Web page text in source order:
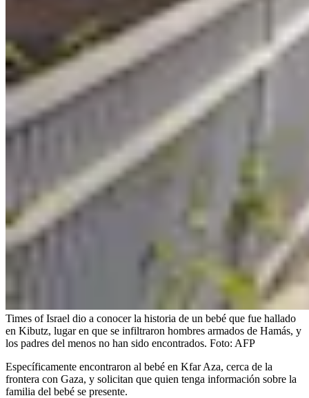
Times of Israel dio a conocer la historia de un bebé que fue hallado
en Kibutz, lugar en que se infiltraron hombres armados de Hamás, y
los padres del menos no han sido encontrados. Foto: AFP
Específicamente encontraron al bebé en Kfar Aza, cerca de la
frontera con Gaza, y solicitan que quien tenga información sobre la
familia del bebé se presente.